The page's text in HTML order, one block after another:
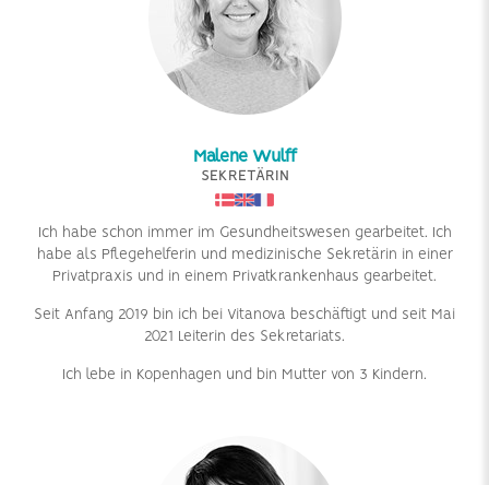
Malene Wulff
SEKRETÄRIN
Ich habe schon immer im Gesundheitswesen gearbeitet. Ich
habe als Pflegehelferin und medizinische Sekretärin in einer
Privatpraxis und in einem Privatkrankenhaus gearbeitet.
Seit Anfang 2019 bin ich bei Vitanova beschäftigt und seit Mai
2021 Leiterin des Sekretariats.
Ich lebe in Kopenhagen und bin Mutter von 3 Kindern.